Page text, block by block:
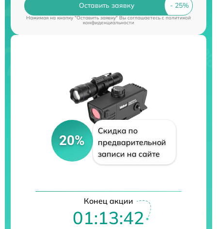
Оставить заявку
Нажимая на кнопку "Оставить заявку" Вы соглашаетесь cполитикой
конфиденциальности
20%
Скидка по
предварительной
записи на сайте
Конец акции
01:13:42